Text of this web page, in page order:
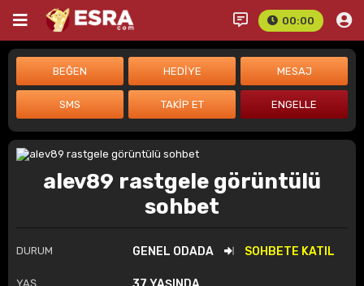
00:00
alev89 rastgele görüntülü
sohbet
DURUM GENEL ODADA SOHBETE KATIL
YAŞ